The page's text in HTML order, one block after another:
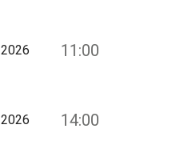
2026 11:00
2026 14:00